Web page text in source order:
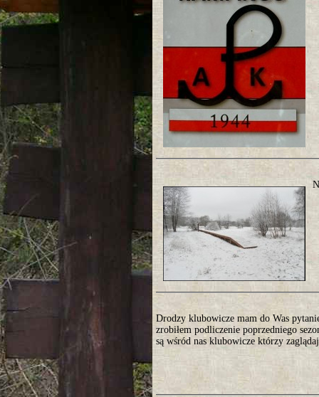
Drodzy klubowicze mam do Was
zrobiłem podliczenie poprzedniego
są wśród nas klubowicze którzy